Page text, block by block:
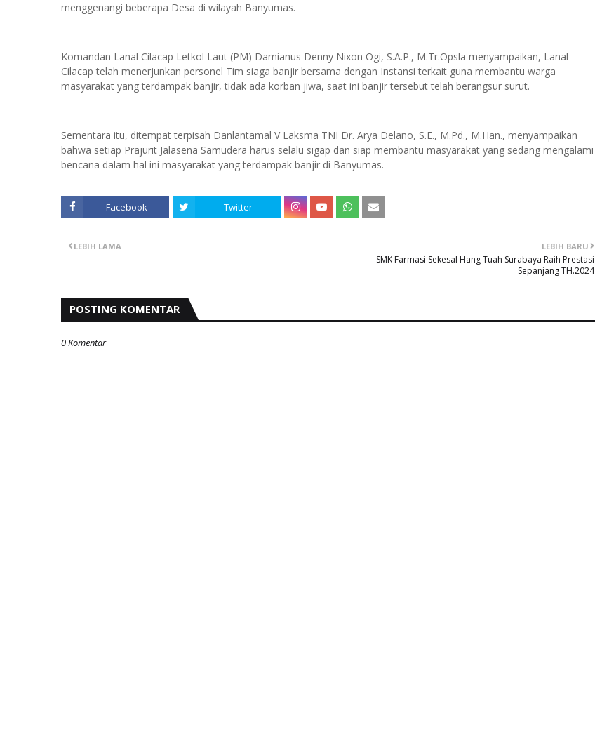
menggenangi beberapa Desa di wilayah Banyumas.
Komandan Lanal Cilacap Letkol Laut (PM) Damianus Denny Nixon Ogi, S.A.P., M.Tr.Opsla menyampaikan, Lanal
Cilacap telah menerjunkan personel Tim siaga banjir bersama dengan Instansi terkait guna membantu warga
masyarakat yang terdampak banjir, tidak ada korban jiwa, saat ini banjir tersebut telah berangsur surut.
Sementara itu, ditempat terpisah Danlantamal V Laksma TNI Dr. Arya Delano, S.E., M.Pd., M.Han., menyampaikan
bahwa setiap Prajurit Jalasena Samudera harus selalu sigap dan siap membantu masyarakat yang sedang mengalami
bencana dalam hal ini masyarakat yang terdampak banjir di Banyumas.
Facebook Twitter
LEBIH BARU
SMK Farmasi Sekesal Hang Tuah Surabaya Raih Prestasi
Sepanjang TH.2024
LEBIH LAMA
POSTING KOMENTAR
0 Komentar